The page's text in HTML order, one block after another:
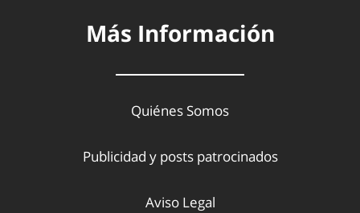
Más Información
Quiénes Somos
Publicidad y posts patrocinados
Aviso Legal